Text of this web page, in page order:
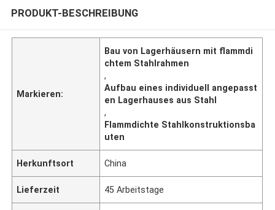
PRODUKT-BESCHREIBUNG
Markieren:
Bau von Lagerhäusern mit flammdi
chtem Stahlrahmen
,
Aufbau eines individuell angepasst
en Lagerhauses aus Stahl
,
Flammdichte Stahlkonstruktionsba
uten
Herkunftsort China
Lieferzeit 45 Arbeitstage